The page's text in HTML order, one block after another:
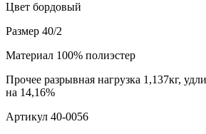
Цвет бордовый
Размер 40/2
Материал 100% полиэстер
Прочее разрывная нагрузка 1,137кг,
на 14,16%
Артикул 40-0056